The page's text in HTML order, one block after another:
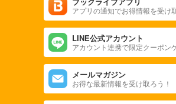
アプリの通知でお得情報を受け
LINE公式アカウント
アカウント連携で限定クーポン
メールマガジン
お得な最新情報を受け取ろう！